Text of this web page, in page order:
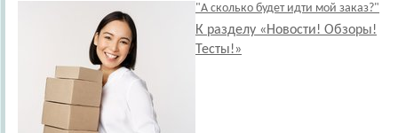
"А сколько будет идти мой заказ?"
К разделу «Новости! Обзоры!
Тесты!»